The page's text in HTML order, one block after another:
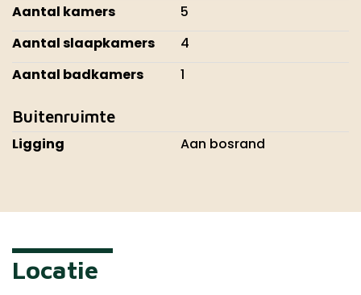
Aantal kamers
5
Aantal slaapkamers
4
Aantal badkamers
1
Buitenruimte
Ligging Aan bosrand
Locatie